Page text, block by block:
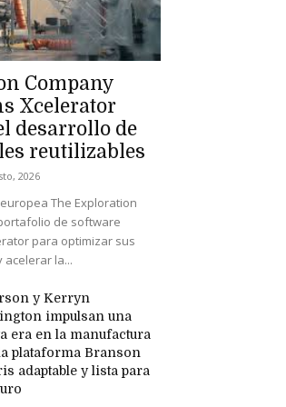
Company
Xcelerator
desarrollo de
reutilizables
2026
The Exploration
de software
para optimizar sus
acelerar la...
y Kerryn
impulsan una
era en la manufactura
plataforma Branson
adaptable y lista para